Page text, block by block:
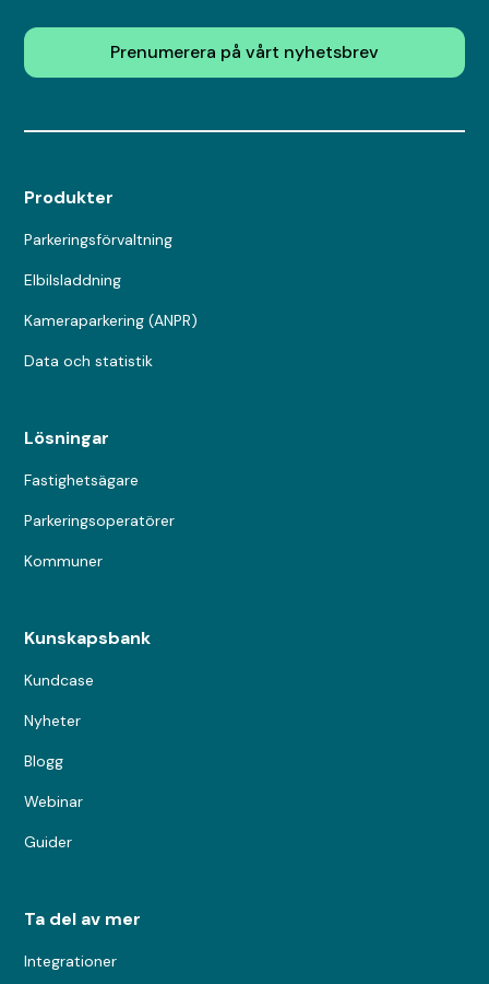
Prenumerera på vårt nyhetsbrev
Produkter
Parkeringsförvaltning
Elbilsladdning
Kameraparkering (ANPR)
Data och statistik
Lösningar
Fastighetsägare
Parkeringsoperatörer
Kommuner
Kunskapsbank
Kundcase
Nyheter
Blogg
Webinar
Guider
Ta del av mer
Integrationer